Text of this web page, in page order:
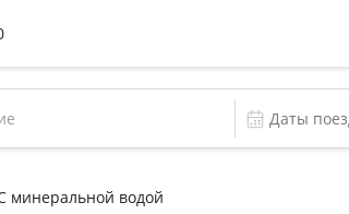
минеральной водой